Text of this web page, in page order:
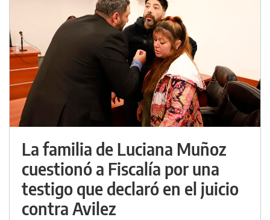
La familia de Luciana Muñoz
cuestionó a Fiscalía por una
testigo que declaró en el juicio
contra Avilez